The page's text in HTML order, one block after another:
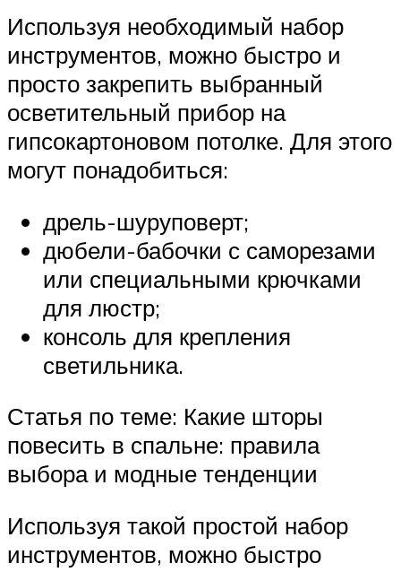
Используя необходимый набор
инструментов, можно быстро и
просто закрепить выбранный
осветительный прибор на
гипсокартоновом потолке. Для этого
могут понадобиться:
дрель-шуруповерт;
дюбели-бабочки с саморезами
или специальными крючками
для люстр;
консоль для крепления
светильника.
Статья по теме: Какие шторы
повесить в спальне: правила
выбора и модные тенденции
Используя такой простой набор
инструментов, можно быстро